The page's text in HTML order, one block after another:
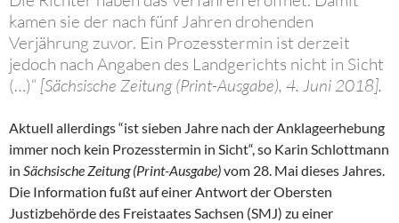
kamen sie der nach fünf Jahren drohenden
Verjährung zuvor. Ein Prozesstermin ist derzeit
jedoch nach Angaben des Landgerichts nicht in Sicht
(…)“ [Sächsische Zeitung (Print-Ausgabe), 4. Juni 2018].
Aktuell allerdings “ist sieben Jahre nach der Anklageerhebung
immer noch kein Prozesstermin in Sicht“, so Karin Schlottmann
in Sächsische Zeitung (Print-Ausgabe)vom 28. Mai dieses Jahres.
Die Information fußt auf einer Antwort der Obersten
Justizbehörde des Freistaates Sachsen (SMJ) zu einer